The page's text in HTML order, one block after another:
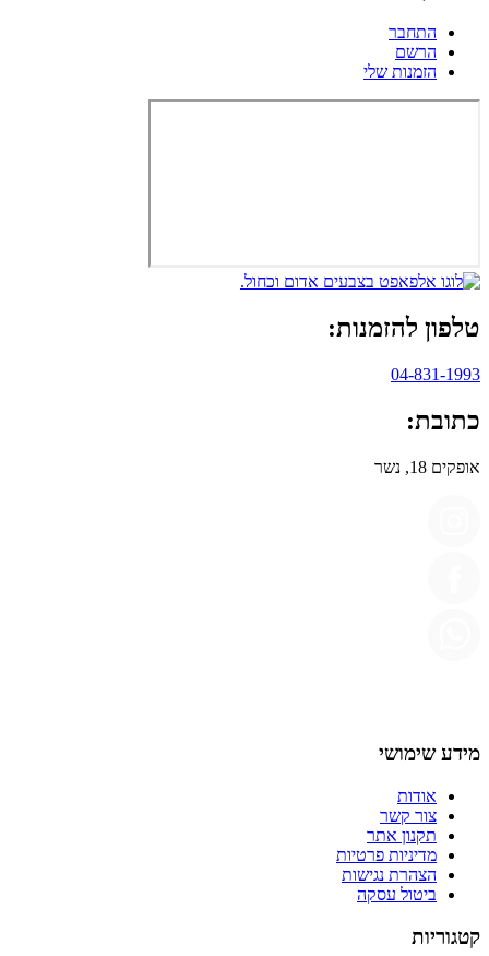
התחבר
הרשם
הזמנות שלי
טלפון להזמנות:
04-831-1993
כתובת:
אופקים 18, נשר
מידע שימושי
אודות
צור קשר
תקנון אתר
מדיניות פרטיות
הצהרת נגישות
ביטול עסקה
קטגוריות